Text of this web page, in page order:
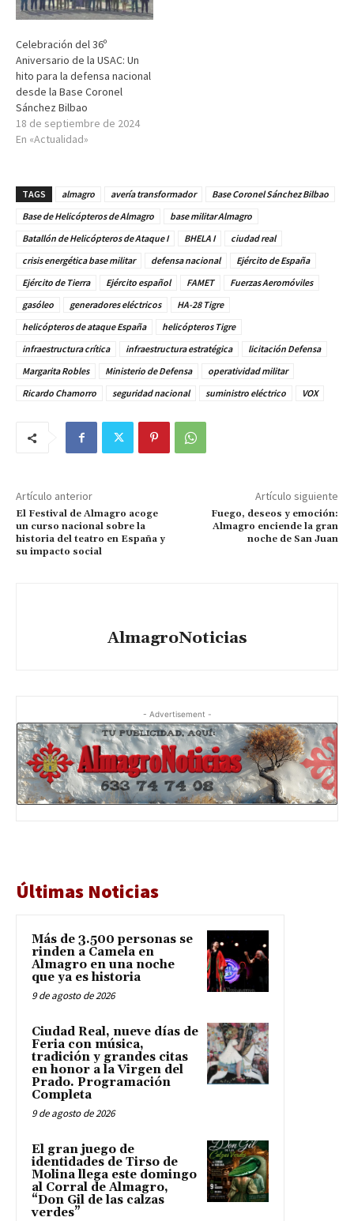
Celebración del 36º
Aniversario de la USAC: Un
hito para la defensa nacional
desde la Base Coronel
Sánchez Bilbao
18 de septiembre de 2024
En «Actualidad»
TAGS almagro avería transformador
Base Coronel Sánchez Bilbao
Base de Helicópteros de Almagro
base militar Almagro
Batallón de Helicópteros de Ataque I
BHELA I
ciudad real
crisis energética base militar
defensa nacional
Ejército de España
Ejército de Tierra
Ejército español FAMET
Fuerzas Aeromóviles
gasóleo
generadores eléctricos
HA-28 Tigre
helicópteros de ataque España
helicópteros Tigre
infraestructura crítica
infraestructura estratégica
licitación Defensa
Margarita Robles
Ministerio de Defensa
operatividad militar
Ricardo Chamorro
seguridad nacional suministro eléctrico VOX
Artículo anterior
El Festival de Almagro acoge
un curso nacional sobre la
historia del teatro en España y
su impacto social
Artículo siguiente
Fuego, deseos y emoción:
Almagro enciende la gran
noche de San Juan
AlmagroNoticias
- Advertisement -
Últimas Noticias
Más de 3.500 personas se
rinden a Camela en
Almagro en una noche
que ya es historia
9 de agosto de 2026
Ciudad Real, nueve días de
Feria con música,
tradición y grandes citas
en honor a la Virgen del
Prado. Programación
Completa
9 de agosto de 2026
El gran juego de
identidades de Tirso de
Molina llega este domingo
al Corral de Almagro,
“Don Gil de las calzas
verdes”